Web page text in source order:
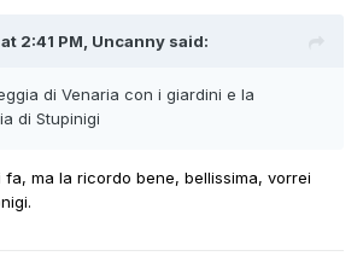
2:41 PM, Uncanny said:
di Venaria con i giardini e la
di Stupinigi
fa, ma la ricordo bene, bellissima, vorrei